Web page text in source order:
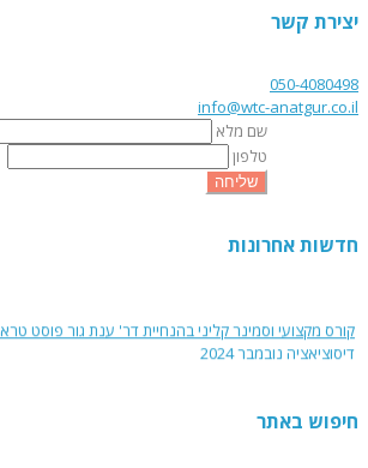
יצירת קשר
050-4080498
info@wtc-anatgur.co.il
שם מלא
טלפון
שליחה
חדשות אחרונות
קורס מקצועי וסמינר קליני בהנחיית דר' ענת גור פוסט
דיסוציאציה נובמבר 2024
- ינואר 2025
חיפוש באתר